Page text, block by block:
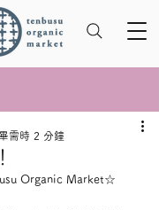
需時 2 分鐘
Organic Market☆